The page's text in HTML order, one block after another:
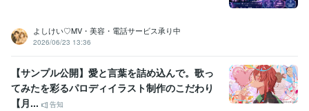
よしけい♡MV・美容・電話サービス承り中
2026/06/23 13:36
【サンプル公開】愛と言葉を詰め込んで。歌っ
てみたを彩るパロディイラスト制作のこだわり
【月...
告知